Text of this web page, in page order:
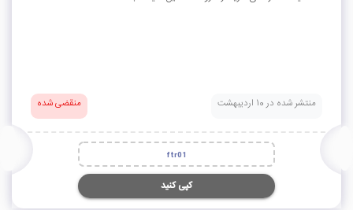
منتشر شده در 10 اردیبهشت منقضی شده
ftr01
کپی کنید